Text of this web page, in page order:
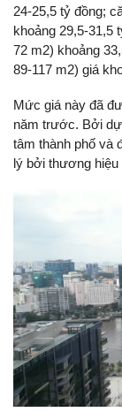
24-25,5 tỷ đồng;
khoảng 29,5-31,5
72 m2) khoảng
89-117 m2) giá
Mức giá này đã
năm trước. Bởi dự
tâm thành phố và
lý bởi thương hiệu